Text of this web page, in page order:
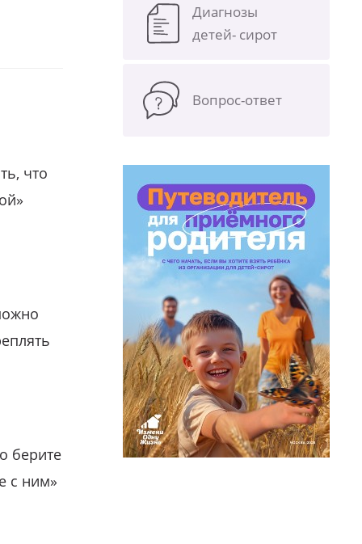
что
берите
с ним»
Диагнозы
детей- сирот
Вопрос-ответ